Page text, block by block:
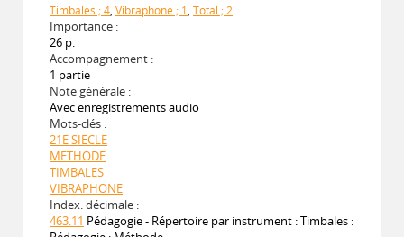
Timbales ; 4, Vibraphone ; 1, Total ; 2
Importance :
26 p.
Accompagnement :
1 partie
Note générale :
Avec enregistrements audio
Mots-clés :
21E SIECLE
METHODE
TIMBALES
VIBRAPHONE
Index. décimale :
463.11 Pédagogie - Répertoire par instrument : Timbales :